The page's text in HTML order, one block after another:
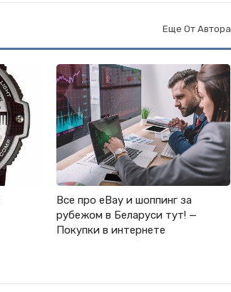
Еще От Автора
Все про eBay и шоппинг за
рубежом в Беларуси тут! —
Покупки в интернете